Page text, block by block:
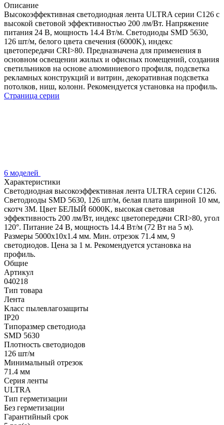
Описание
Высокоэффективная светодиодная лента ULTRA серии C126 с
высокой световой эффективностью 200 лм/Вт. Напряжение
питания 24 В, мощность 14.4 Вт/м. Светодиоды SMD 5630,
126 шт/м, белого цвета свечения (6000K), индекс
цветопередачи CRI>80. Предназначена для применения в
основном освещении жилых и офисных помещений, создания
светильников на основе алюминиевого профиля, подсветка
рекламных конструкций и витрин, декоративная подсветка
потолков, ниш, колонн. Рекомендуется установка на профиль.
Страница серии
6 моделей
Характеристики
Светодиодная высокоэффективная лента ULTRA серии C126.
Светодиоды SMD 5630, 126 шт/м, белая плата шириной 10 мм,
скотч 3M. Цвет БЕЛЫЙ 6000K, высокая световая
эффективность 200 лм/Вт, индекс цветопередачи CRI>80, угол
120°. Питание 24 В, мощность 14.4 Вт/м (72 Вт на 5 м).
Размеры 5000x10x1.4 мм. Мин. отрезок 71.4 мм, 9
светодиодов. Цена за 1 м. Рекомендуется установка на
профиль.
Общие
Артикул
040218
Тип товара
Лента
Класс пылевлагозащиты
IP20
Типоразмер светодиода
SMD 5630
Плотность светодиодов
126 шт/м
Минимальный отрезок
71.4 мм
Серия ленты
ULTRA
Тип герметизации
Без герметизации
Гарантийный срок